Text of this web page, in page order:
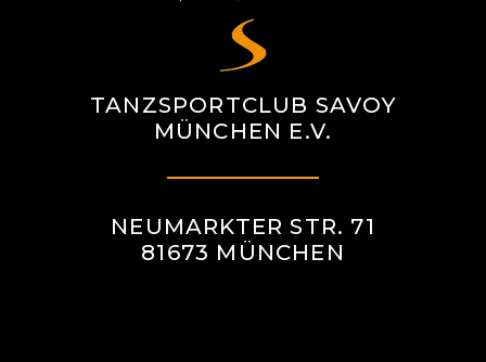
TANZSPORTCLUB SAVOY
MÜNCHEN E.V.
NEUMARKTER STR. 71
81673 MÜNCHEN